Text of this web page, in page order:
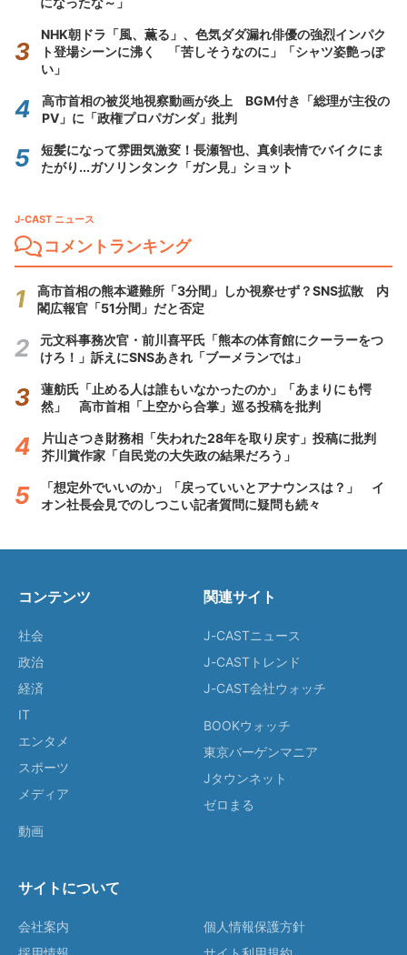
NHK朝ドラ「風、薫る」、色気ダダ漏れ俳優の強烈インパク
ト登場シーンに沸く 「苦しそうなのに」「シャツ姿艶っぽ
い」
高市首相の被災地視察動画が炎上 BGM付き「総理が主役の
PV」に「政権プロパガンダ」批判
短髪になって雰囲気激変！長瀬智也、真剣表情でバイクにま
たがり...ガソリンタンク「ガン見」ショット
J-CAST ニュース
コメントランキング
高市首相の熊本避難所「3分間」しか視察せず？SNS拡散 内
閣広報官「51分間」だと否定
元文科事務次官・前川喜平氏「熊本の体育館にクーラーをつ
けろ！」訴えにSNSあきれ「ブーメランでは」
蓮舫氏「止める人は誰もいなかったのか」「あまりにも愕
然」 高市首相「上空から合掌」巡る投稿を批判
片山さつき財務相「失われた28年を取り戻す」投稿に批判
芥川賞作家「自民党の大失政の結果だろう」
「想定外でいいのか」「戻っていいとアナウンスは？」 イ
オン社長会見でのしつこい記者質問に疑問も続々
コンテンツ
社会
政治
経済
IT
エンタメ
スポーツ
メディア
動画
関連サイト
J-CASTニュース
J-CASTトレンド
J-CAST会社ウォッチ
BOOKウォッチ
東京バーゲンマニア
Jタウンネット
ゼロまる
サイトについて
会社案内
個人情報保護方針